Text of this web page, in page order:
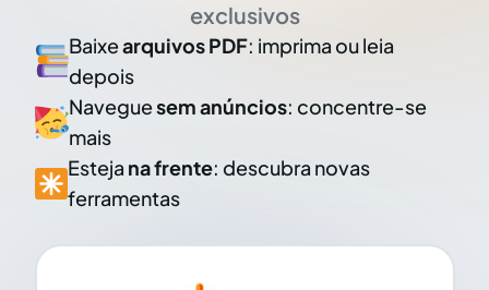
exclusivos
Baixearquivos PDF: imprima ou leia
depois
Naveguesem anúncios: concentre-se
mais
Esteja na frente: descubra novas
ferramentas